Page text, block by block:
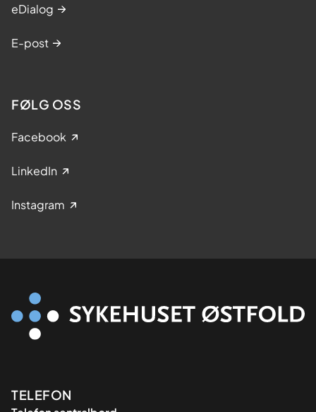
eDialog
E-post
FØLG OSS
Facebook
LinkedIn
Instagram
Kontaktinformasjon
TELEFON